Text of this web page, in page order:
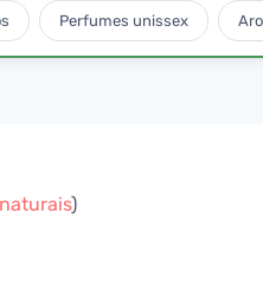
Perfumes unissex
)